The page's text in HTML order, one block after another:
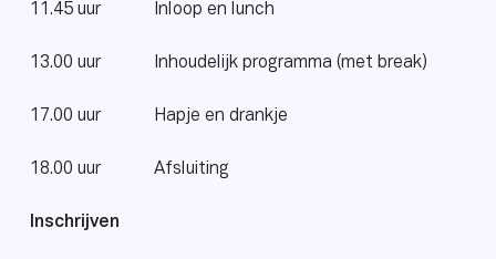
11.45 uur Inloop en lunch
13.00 uur Inhoudelijk programma (met break)
17.00 uur Hapje en drankje
18.00 uur Afsluiting
Inschrijven